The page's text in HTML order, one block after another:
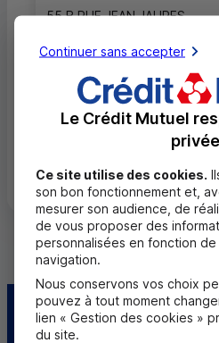
55 B RUE JEAN JAURES
04 75 80 37 71
Fermé, ouvre à 9h00
Centre d'aide
Continuer sans accepter
Le Crédit Mutuel
Ce site utilise des cookies.
son bon fonctionnement et,
mesurer son audience, de
de vous proposer des
personnalisées en fonction
navigation.
Nous conservons vos choix
pouvez à tout moment
lien « Gestion des cookies »
du site.